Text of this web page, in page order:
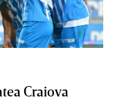
Craiova